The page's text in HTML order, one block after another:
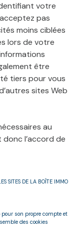
votre
pas
moins ciblées
lors de votre
être
tiers pour vous
sites Web
au
l’accord de
SITES DE LA BOÎTE IMMO
pour son propre compte et
des cookies